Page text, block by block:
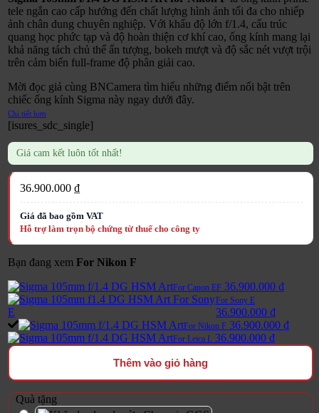
tele ngắn cao cấp hướng đến chất lượng hình ảnh tối đa cho nhiếp
ảnh chân dung chuyên nghiệp. Với khẩu độ lớn f/1.4, cấu trúc
quang học phức tạp và độ hoàn thiện cơ khí cao, ống kính mang lại
khả năng tách chủ thể ấn tượng, bokeh mượt và độ sắc nét vượt trội
trên cảm biến full-frame độ phân giải cao.
Mời đọc giả cùng BNCamera tìm hiểu những điểm nổi bật trên
chiếc ống kính Sigma này ngay dưới đây.
Chi tiết hơn
[isures_sdc_single]
Giá cam kết luôn tốt nhất!
36.900.000 ₫
Bạn đang xem For Nikon F
For Canon EF 36.900.000 ₫
For Sony E
36.900.000₫
For Nikon F 36.900.000 ₫
For Leica L 36.900.000 ₫
Thêm vào giỏ hàng
Quà tặng